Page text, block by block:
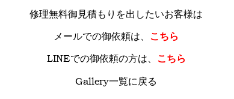
修理無料御見積もりを出したいお客様は
メールでの御依頼は、 こちら
LINEでの御依頼の方は、 こちら
Gallery一覧に戻る